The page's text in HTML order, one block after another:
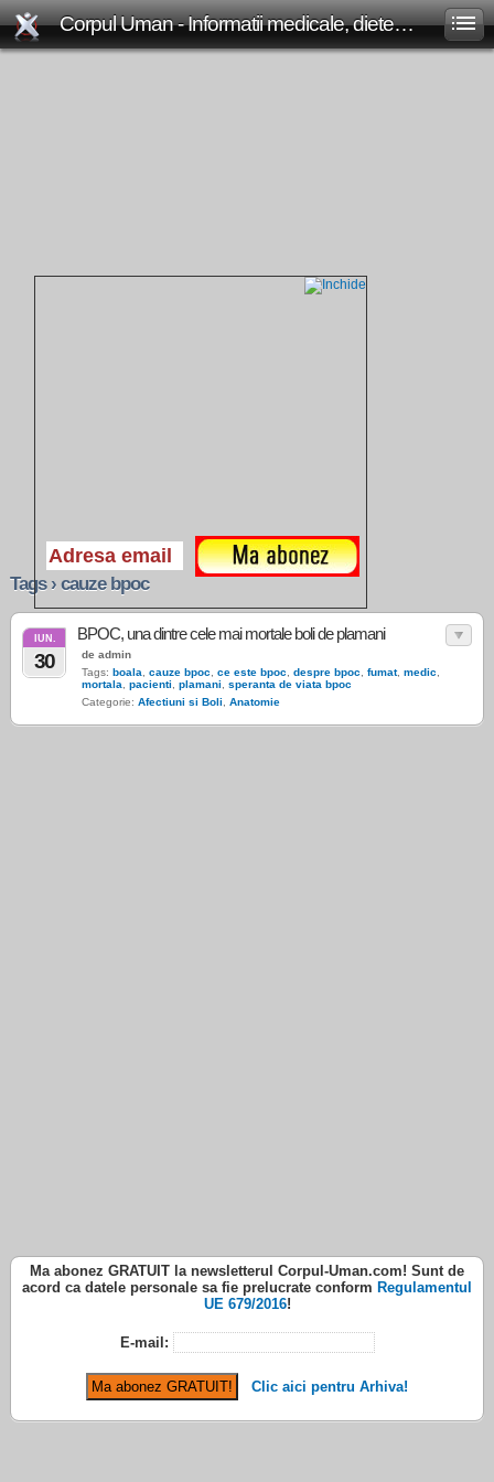
Corpul Uman - Informatii medicale, diete de slabit, boli si afectiuni
Tags › cauze bpoc
IUN.
30
BPOC, una dintre cele mai mortale boli de plamani
de admin
Tags: boala cauze bpoc ce este bpoc despre bpoc fumat, medic
mortala
pacienti plamani
speranta de viata bpoc
Categorie: Afectiuni si Boli Anatomie
Ma abonez GRATUIT la newsletterul Corpul-Uman.com! Sunt de
acord ca datele personale sa fie prelucrate conform Regulamentul
UE 679/2016!
E-mail:
Clic aici pentru Arhiva!